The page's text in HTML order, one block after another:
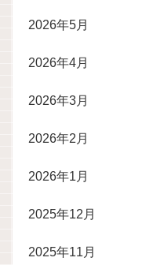
2026年5月
2026年4月
2026年3月
2026年2月
2026年1月
2025年12月
2025年11月